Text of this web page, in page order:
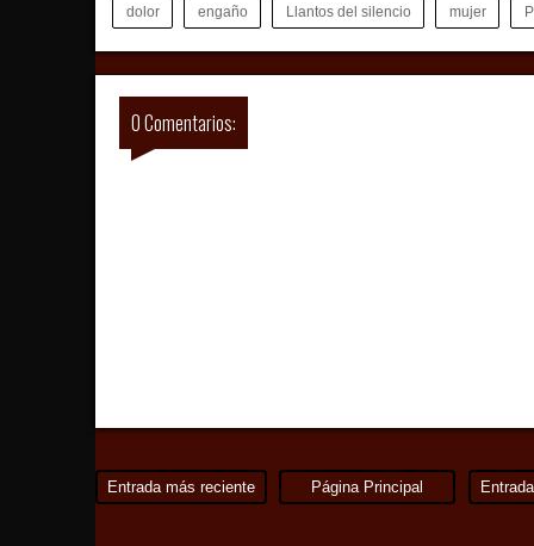
dolor engaño Llantos del silencio mujer
0 Comentarios:
Entrada más reciente Página Principal